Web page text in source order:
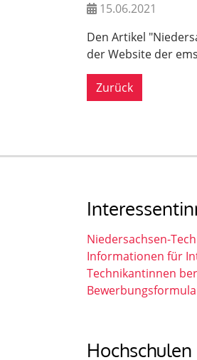
15.06.2021
Den Artikel
der Website der
Zurück
Niedersachsen-
Informationen für
Technikantinnen
Hochschulen